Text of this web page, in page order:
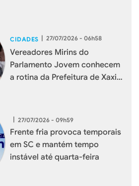
CIDADES | 27/07/2026 - 06h58
Vereadores Mirins do
Parlamento Jovem conhecem
a rotina da Prefeitura de Xaxim
| 27/07/2026 - 09h59
Frente fria provoca temporais
em SC e mantém tempo
instável até quarta-feira